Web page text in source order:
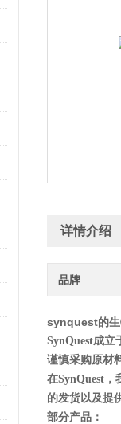
详情介绍
品牌
synquest的生
SynQuest成立
谨慎采购原材
在SynQuest
的发货以及提
部分产品：